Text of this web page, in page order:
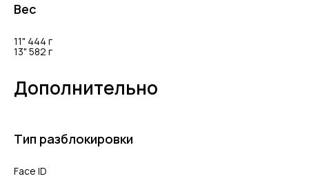
Вес
11" 444 г
13" 582 г
Дополнительно
Тип разблокировки
Face ID